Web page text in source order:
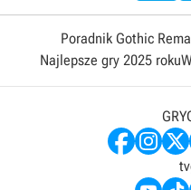
Poradnik Gothic
Najlepsze gry 2025 roku